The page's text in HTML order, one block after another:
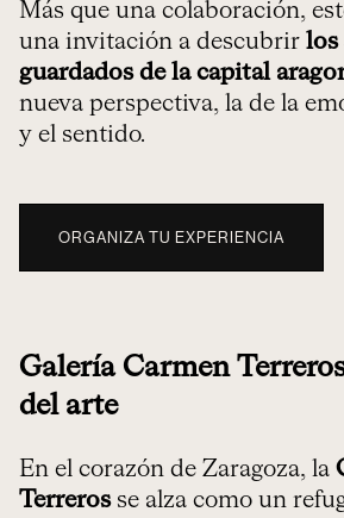
Más que una colaboración,
una invitación a descubrir los
guardados de la capital
nueva perspectiva, la de la
y el sentido.
ORGANIZA TU EXPERIENCIA
Galería Carmen
del arte
En el corazón de Zaragoza, la
Terrerosse alza como un